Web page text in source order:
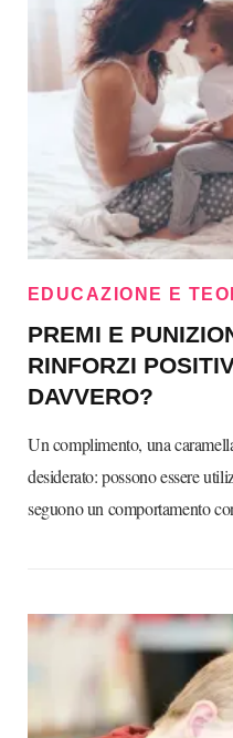
EDUCAZIONE E
PREMI E
RINFORZI
DAVVERO?
Un complimento, una
desiderato: possono essere
seguono un comportamento